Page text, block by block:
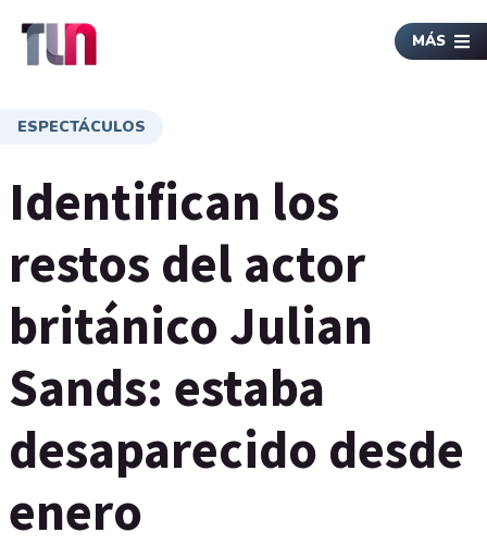
MÁS
ESPECTÁCULOS
Identifican los
restos del actor
británico Julian
Sands: estaba
desaparecido desde
enero